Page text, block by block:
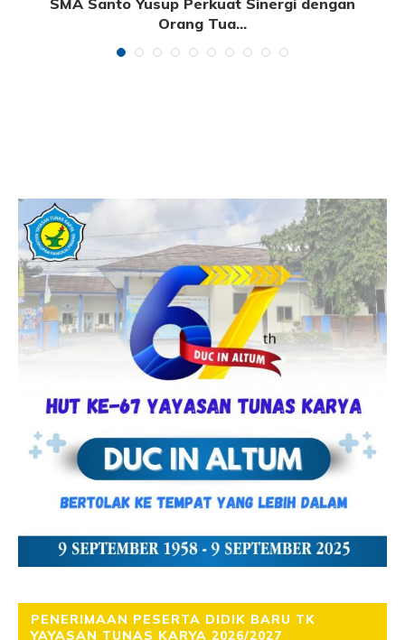
SMA Santo Yusup Perkuat Sinergi dengan
Orang Tua...
PENERIMAAN PESERTA DIDIK BARU TK
YAYASAN TUNAS KARYA 2026/2027